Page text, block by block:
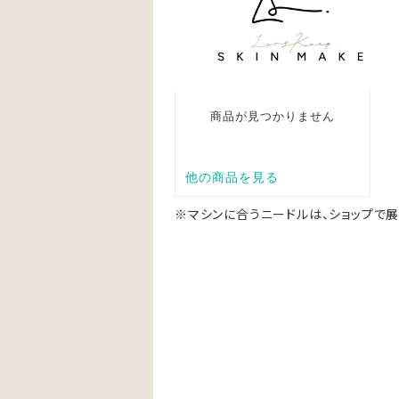
※マシンに合うニードルは、ショップで